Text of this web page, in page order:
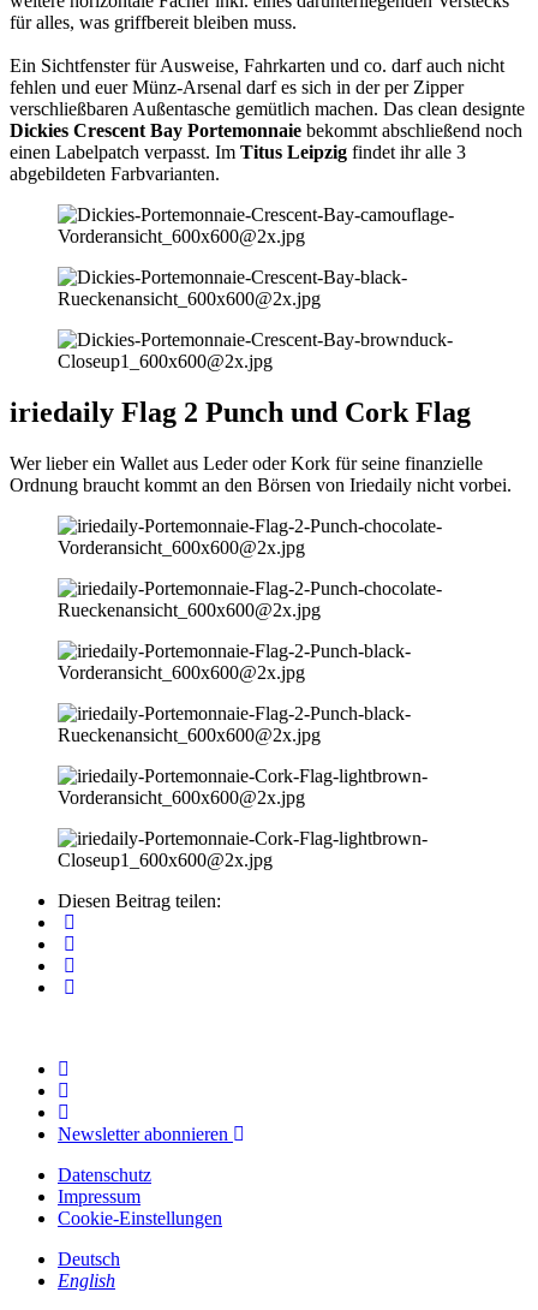
für alles, was griffbereit bleiben muss.
Ein Sichtfenster für Ausweise, Fahrkarten und co. darf auch nicht
fehlen und euer Münz-Arsenal darf es sich in der per Zipper
verschließbaren Außentasche gemütlich machen. Das clean designte
Dickies Crescent Bay Portemonnaie bekommt abschließend noch
einen Labelpatch verpasst. Im Titus Leipzig findet ihr alle 3
abgebildeten Farbvarianten.
iriedaily Flag 2 Punch und Cork Flag
Wer lieber ein Wallet aus Leder oder Kork für seine finanzielle
Ordnung braucht kommt an den Börsen von Iriedaily nicht vorbei.
Diesen Beitrag teilen:
Newsletter abonnieren
Datenschutz
Impressum
Cookie-Einstellungen
Deutsch
English